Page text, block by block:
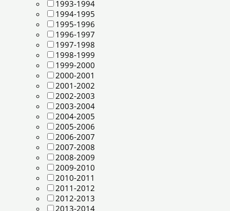
1993-1994
1994-1995
1995-1996
1996-1997
1997-1998
1998-1999
1999-2000
2000-2001
2001-2002
2002-2003
2003-2004
2004-2005
2005-2006
2006-2007
2007-2008
2008-2009
2009-2010
2010-2011
2011-2012
2012-2013
2013-2014